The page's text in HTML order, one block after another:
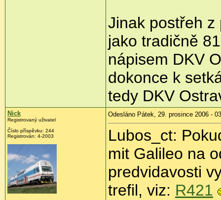
Jinak postřeh z
jako tradičně
nápisem DKV
dokonce k
tedy DKV
Nick
Registrovaný uživatel
Číslo příspěvku: 244
Registrován: 4-2003
Odesláno Pátek, 29. prosince 2006 -
Lubos_ct:
mit Galileo na
predvidavosti
trefil, viz: R421